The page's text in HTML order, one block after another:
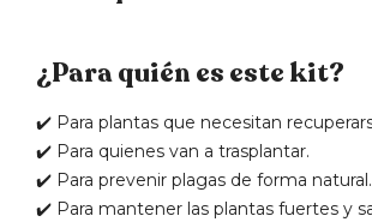
¿Para quién es este kit?
✔️ Para plantas que necesitan
✔️ Para quienes van a trasplantar.
✔️ Para prevenir plagas de forma natural.
✔️ Para mantener las plantas fuertes y